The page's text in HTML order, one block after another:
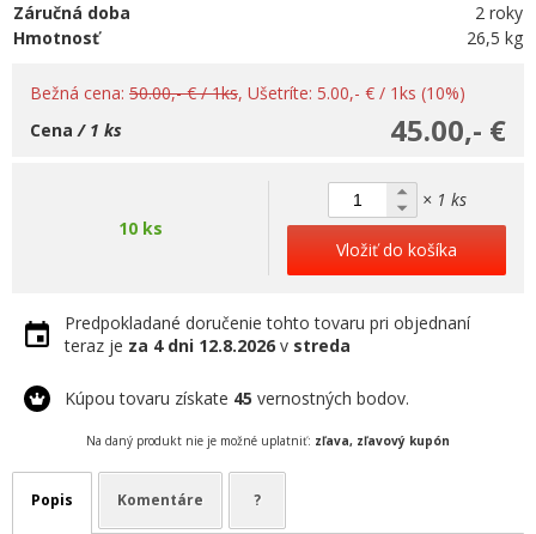
Záručná doba
2 roky
Hmotnosť
26,5 kg
Bežná cena: 50.00,- € / 1ks, Ušetríte: 5.00,- € / 1ks (10%)
45.00,- €
Cena / 1 ks
10 ks
× 1 ks
Vložiť do košíka
Predpokladané doručenie tohto tovaru pri objednaní
teraz je za 4 dni 12.8.2026 v streda
Kúpou tovaru získate 45 vernostných bodov.
Na daný produkt nie je možné uplatniť: zľava, zľavový kupón
Popis Komentáre ?